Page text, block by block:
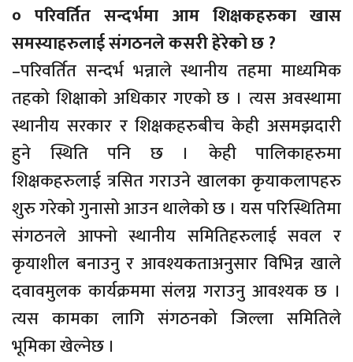
० परिवर्तित सन्दर्भमा आम शिक्षकहरुका खास
समस्याहरुलाई संगठनले कसरी हेरेको छ ?
–परिवर्तित सन्दर्भ भन्नाले स्थानीय तहमा माध्यमिक
तहको शिक्षाको अधिकार गएको छ । त्यस अवस्थामा
स्थानीय सरकार र शिक्षकहरुबीच केही असमझदारी
हुने स्थिति पनि छ । केही पालिकाहरुमा
शिक्षकहरुलाई त्रसित गराउने खालका कृयाकलापहरु
शुरु गरेको गुनासो आउन थालेको छ । यस परिस्थितिमा
संगठनले आफ्नो स्थानीय समितिहरुलाई सवल र
कृयाशील बनाउनु र आवश्यकताअनुसार विभिन्न खाले
दवावमुलक कार्यक्रममा संलग्न गराउनु आवश्यक छ ।
त्यस कामका लागि संगठनको जिल्ला समितिले
भूमिका खेल्नेछ ।